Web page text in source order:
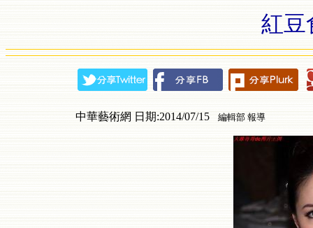
紅豆
中華藝術網 日期:2014/07/15 編輯部 報導